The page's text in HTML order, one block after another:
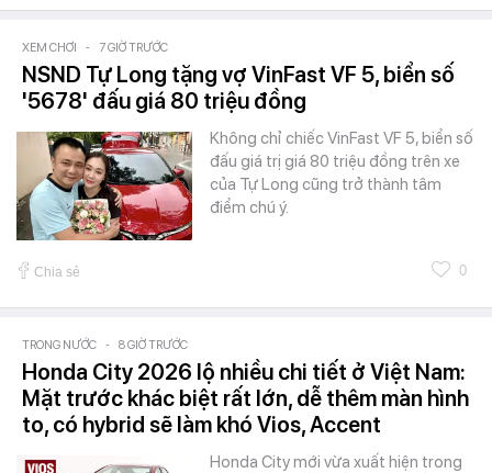
XEM CHƠI - 7 GIỜ TRƯỚC
NSND Tự Long tặng vợ VinFast VF 5, biển số
'5678' đấu giá 80 triệu đồng
Không chỉ chiếc VinFast VF 5, biển số
đấu giá trị giá 80 triệu đồng trên xe
của Tự Long cũng trở thành tâm
điểm chú ý.
Chia sẻ 0
TRONG NƯỚC - 8 GIỜ TRƯỚC
Honda City 2026 lộ nhiều chi tiết ở Việt Nam:
Mặt trước khác biệt rất lớn, dễ thêm màn hình
to, có hybrid sẽ làm khó Vios, Accent
Honda City mới vừa xuất hiện trong